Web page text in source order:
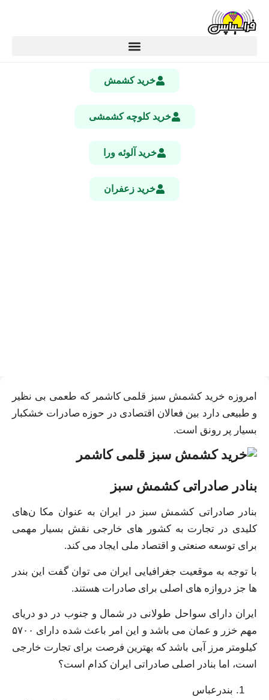
خرید کشمش
خرید کلوچه کشمشی
خرید آلوئه ورا
خرید زعفران
امروزه خرید کشمش سبز قلمی کاشمر که طعمی بی‌ نظیر
و طبیعی دارد بین فعالان اقتصادی در حوزه صادرات خشکبار
بسیار پر رونق است.
بنادر صادراتی کشمش سبز
بنادر صادراتی کشمش سبز در ایران به عنوان مکا ن‌های
کلیدی در تجارت به کشور های خارجی نقش بسیار مهمی
برای توسعه صنعتی و اقتصاد ملی ایجاد می‌ کند.
با توجه به موقعیت جغرافیایی ایران می‌ توان گفت این بندر
ها جز دروازه‌ های اصلی برای صادرات هستند.
ایران دارای سواحل طولانی در شمال و جنوب در دو دریای
مهم خزر و عمان می‌ باشد و این امر باعث شده دارای ۵۷۰۰
کیلومتر مرز آبی باشد که بهترین فرصت برای تجارت خارجی
است، اما بنادر اصلی صادراتی ایران کدام است؟
بندرعباس